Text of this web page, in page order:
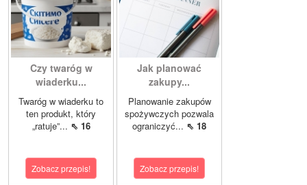
Czy twaróg w
wiaderku...
Twaróg w wiaderku to
ten produkt, który
„ratuje”... ⇖ 16
Zobacz przepis!
Jak planować
zakupy...
Planowanie zakupów
spożywczych pozwala
ograniczyć... ⇖ 18
Zobacz przepis!